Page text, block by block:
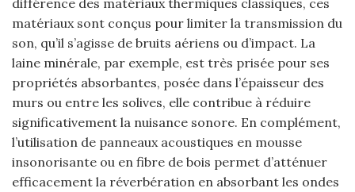
matériaux sont conçus pour limiter la transmission du
son, qu’il s’agisse de bruits aériens ou d’impact. La
laine minérale, par exemple, est très prisée pour ses
propriétés absorbantes, posée dans l’épaisseur des
murs ou entre les solives, elle contribue à réduire
significativement la nuisance sonore. En complément,
l’utilisation de panneaux acoustiques en mousse
insonorisante ou en fibre de bois permet d’atténuer
efficacement la réverbération en absorbant les ondes